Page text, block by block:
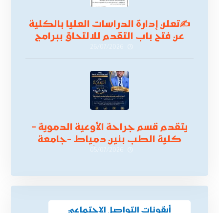
✍تعلن إدارة الدراسات العليا بالكلية
عن فتح باب التقدم للالتحاق ببرامج
أكتوبر 2026،
يتقدم قسم جراحة الأوعية الدموية –
كلية الطب بنين دمياط -جامعة
أيقونات التواصل الاجتماعي